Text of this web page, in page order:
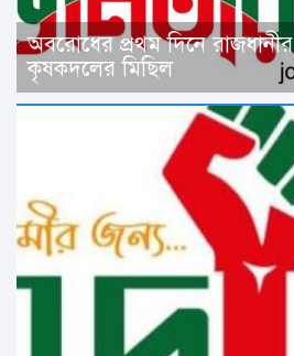
অবরোধের প্রথম দিনে
কৃষকদলের মিছিল